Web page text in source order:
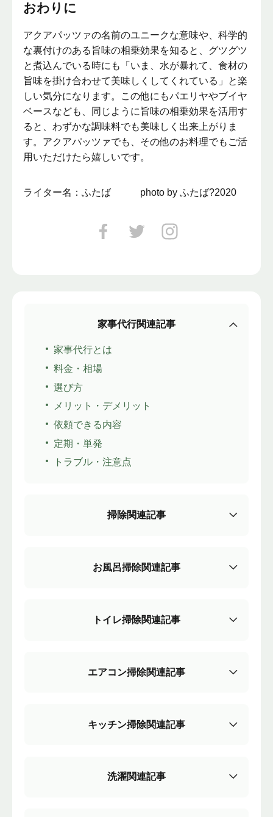
おわりに
アクアパッツァの名前のユニークな意味や、科学的
な裏付けのある旨味の相乗効果を知ると、グツグツ
と煮込んでいる時にも「いま、水が暴れて、食材の
旨味を掛け合わせて美味しくしてくれている」と楽
しい気分になります。この他にもパエリヤやブイヤ
ベースなども、同じように旨味の相乗効果を活用す
ると、わずかな調味料でも美味しく出来上がりま
す。アクアパッツァでも、その他のお料理でもご活
用いただけたら嬉しいです。
ライター名：ふたば photo by ふたば?2020
家事代行関連記事
家事代行とは
料金・相場
選び方
メリット・デメリット
依頼できる内容
定期・単発
トラブル・注意点
掃除関連記事
お風呂掃除関連記事
トイレ掃除関連記事
エアコン掃除関連記事
キッチン掃除関連記事
洗濯関連記事